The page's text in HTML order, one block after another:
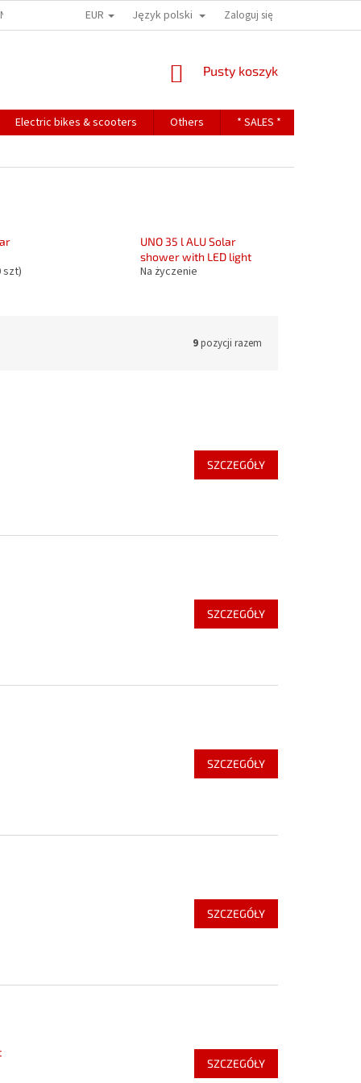
TERMS OF PERSONAL DATA PROTECTION
EUR Język polski Zaloguj się
KOSZYK
Pusty koszyk
Electric bikes & scooters Others * SALES *
szt)
UNO 35 l ALU Solar
shower with LED light
Na życzenie
9pozycji razem
SZCZEGÓŁY
SZCZEGÓŁY
SZCZEGÓŁY
SZCZEGÓŁY
SZCZEGÓŁY